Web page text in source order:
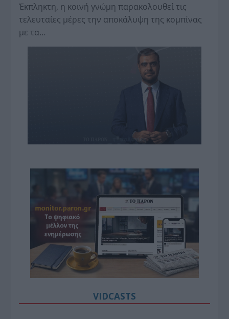
Έκπληκτη, η κοινή γνώμη παρακολουθεί τις
τελευταίες μέρες την αποκάλυψη της κο­μπίνας
με τα…
VIDCASTS